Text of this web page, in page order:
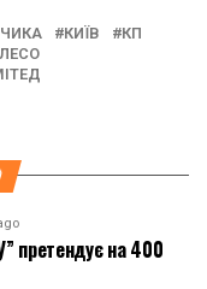
КИЇВ
КП
претендує на 400